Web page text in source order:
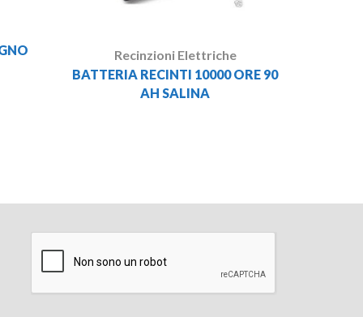
Recinzioni Elettriche
BATTERIA RECINTI 10000 ORE 90
AH SALINA